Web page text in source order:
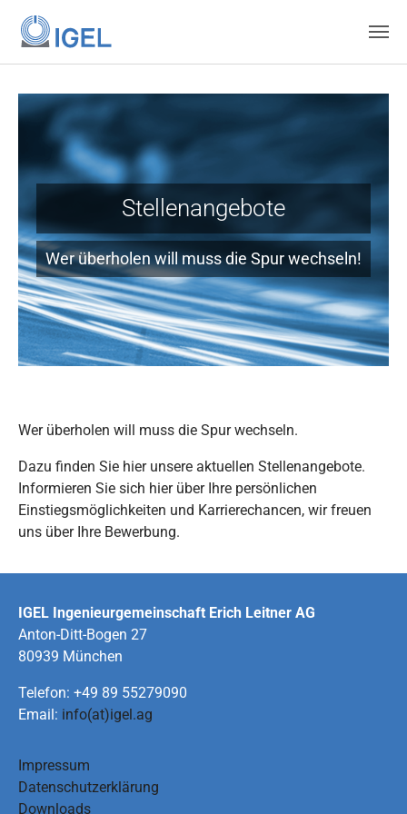
Stellenangebote
Wer überholen will muss die Spur wechseln!
Wer überholen will muss die Spur wechseln.
Dazu finden Sie hier unsere aktuellen Stellenangebote.
Informieren Sie sich hier über Ihre persönlichen
Einstiegsmöglichkeiten und Karrierechancen, wir freuen
uns über Ihre Bewerbung.
IGEL Ingenieurgemeinschaft Erich Leitner AG
Anton-Ditt-Bogen 27
80939 München
Telefon: +49 89 55279090
Email: info(at)igel.ag
Impressum
Datenschutzerklärung
Downloads